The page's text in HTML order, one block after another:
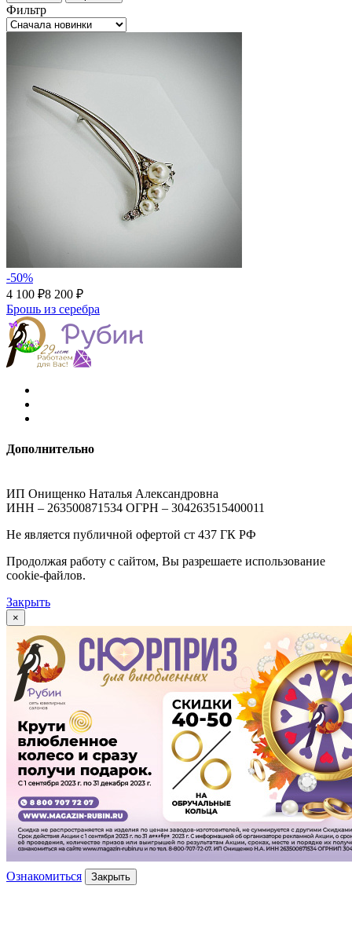
Фильтр
-50%
4 100 ₽8 200 ₽
Брошь из серебра
Дополнительно
ИП Онищенко Наталья Александровна
ИНН – 263500871534 ОГРН – 304263515400011
Не является публичной офертой ст 437 ГК РФ
Продолжая работу с сайтом, Вы разрешаете использование
cookie-файлов.
Закрыть
×
Ознакомиться Закрыть